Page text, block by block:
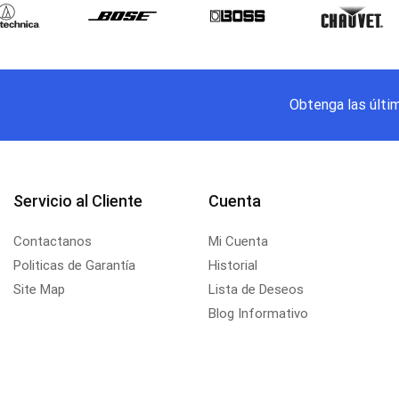
Obtenga las
Servicio al Cliente
Contactanos
Politicas de Garantía
Site Map
Cuenta
Mi Cuenta
Historial
Lista de Deseos
Blog Informativo